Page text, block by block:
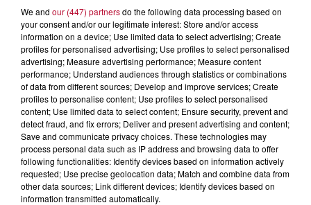
Pas besoin de bouteilles de plongée lourdes ni de diplômes
complexes pour observer la vie sous-marine. Cet été, un
masque, un tuba et une paire de palmes...
We and our (447) partnersdo the following data processing based on
your consent and/or our legitimate interest: Store and/or access
information on a device; Use limited data to select advertising; Create
profiles for personalised advertising; Use profiles to select personalised
advertising; Measure advertising performance; Measure content
performance; Understand audiences through statistics or combinations
of data from different sources; Develop and improve services; Create
profiles to personalise content; Use profiles to select personalised
content; Use limited data to select content; Ensure security, prevent and
detect fraud, and fix errors; Deliver and present advertising and content;
Save and communicate privacy choices. These technologies may
process personal data such as IP address and browsing data to offer
following functionalities: Identify devices based on information actively
requested; Use precise geolocation data; Match and combine data from
other data sources; Link different devices; Identify devices based on
information transmitted automatically.